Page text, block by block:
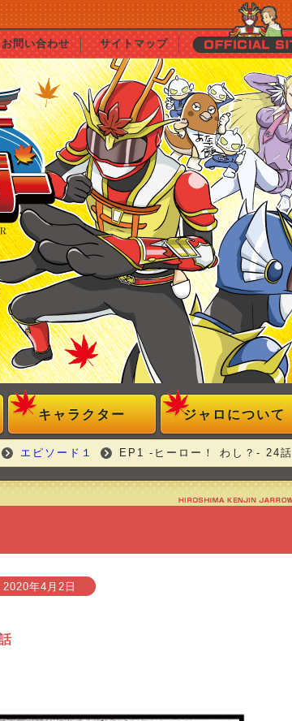
お問い合わせ サイトマップ
キャラクター ジャロについて
エピソード１ EP1 -ヒーロー！ わし？- 24話
2020年4月2日